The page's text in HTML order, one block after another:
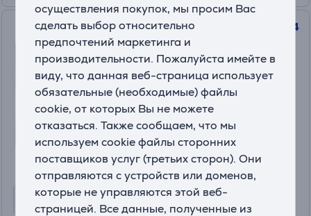
осуществления покупок, мы просим Вас
сделать выбор относительно
предпочтений маркетинга и
производительности. Пожалуйста имейте в
виду, что данная веб-страница использует
обязательные (необходимые) файлы
cookie, от которых Вы не можете
отказаться. Также сообщаем, что мы
используем cookie файлы сторонних
поставщиков услуг (третьих сторон). Они
отправляются с устройств или доменов,
которые не управляются этой веб-
страницей. Все данные, полученные из
Braun Oral-B iO Gentle Care, 4
шт., черный - Насадки для
зубной щетки
IQGC-4BLACK
На складе
Цена для друга:
39.99 €
Обычная цена: 45.99 €